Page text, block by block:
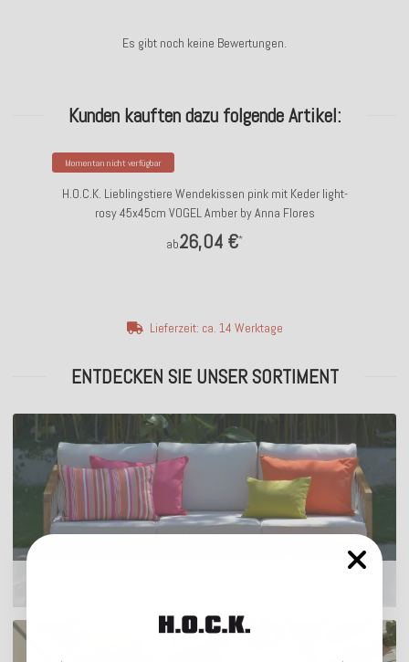
Es gibt noch keine Bewertungen.
Kunden kauften dazu folgende Artikel:
Momentan nicht verfügbar
H.O.C.K. Lieblingstiere Wendekissen pink mit Keder light-
rosy 45x45cm VOGEL Amber by Anna Flores
ab26,04 €*
Lieferzeit: ca. 14 Werktage
ENTDECKEN SIE UNSER SORTIMENT